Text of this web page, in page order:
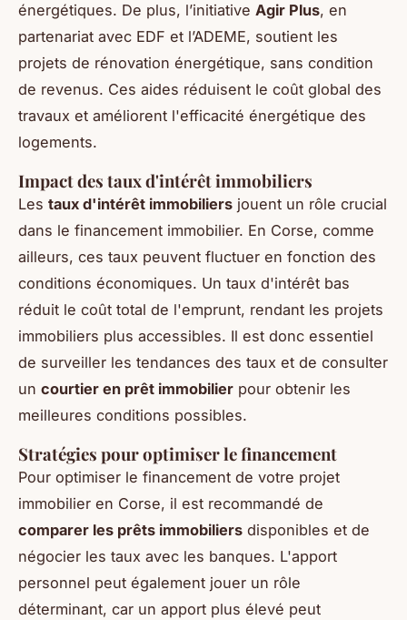
énergétiques. De plus, l’initiative Agir Plus, en
partenariat avec EDF et l’ADEME, soutient les
projets de rénovation énergétique, sans condition
de revenus. Ces aides réduisent le coût global des
travaux et améliorent l'efficacité énergétique des
logements.
Impact des taux d'intérêt immobiliers
Les taux d'intérêt immobiliers jouent un rôle crucial
dans le financement immobilier. En Corse, comme
ailleurs, ces taux peuvent fluctuer en fonction des
conditions économiques. Un taux d'intérêt bas
réduit le coût total de l'emprunt, rendant les projets
immobiliers plus accessibles. Il est donc essentiel
de surveiller les tendances des taux et de consulter
un courtier en prêt immobilier pour obtenir les
meilleures conditions possibles.
Stratégies pour optimiser le financement
Pour optimiser le financement de votre projet
immobilier en Corse, il est recommandé de
comparer les prêts immobiliers disponibles et de
négocier les taux avec les banques. L'apport
personnel peut également jouer un rôle
déterminant, car un apport plus élevé peut